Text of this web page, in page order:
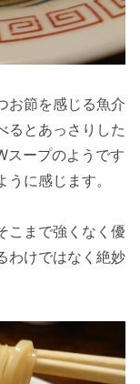
お節を感じる魚介
るとあっさりした
スープのようです
に感じます。
こまで強くなく優
わけではなく絶妙